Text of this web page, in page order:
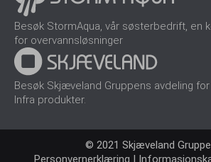
Besøk StormAqua, vår søsterbedrift, en
for overvannsløsninger
Besøk Skjæveland Gruppens avdeling for
Infra produkter.
© 2021 Skjæveland
Personvernerklæring |